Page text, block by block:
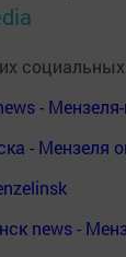
социальных
-
- Мензеля
news -